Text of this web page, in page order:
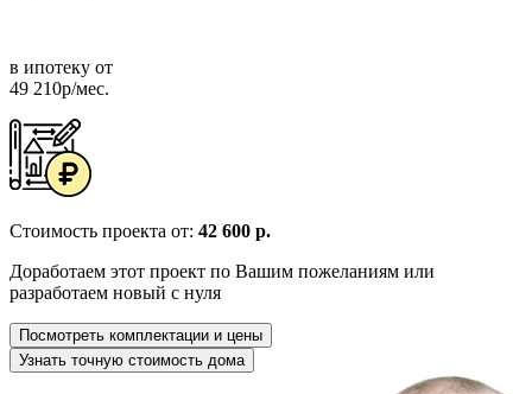
в ипотеку от
49 210р/мес.
Стоимость проекта от: 42 600 р.
Доработаем этот проект по Вашим пожеланиям или
разработаем новый с нуля
Посмотреть комплектации и цены
Узнать точную стоимость дома